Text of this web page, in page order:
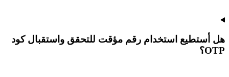
هل أستطيع استخدام رقم مؤقت للتحقق واستقبال كود
OTP؟